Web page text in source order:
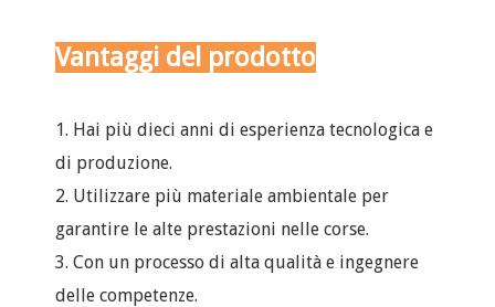
Pagamento: T/T, Western Union,
PayPal
Vantaggi del prodotto
1. Hai più dieci anni di esperienza tecnologica e
di produzione.
2. Utilizzare più materiale ambientale per
garantire le alte prestazioni nelle corse.
3. Con un processo di alta qualità e ingegnere
delle competenze.